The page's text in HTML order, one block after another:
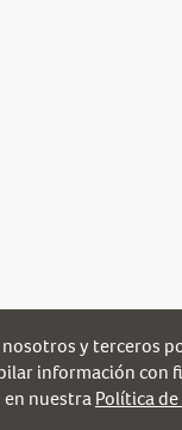
y terceros
información con
nuestraPolítica